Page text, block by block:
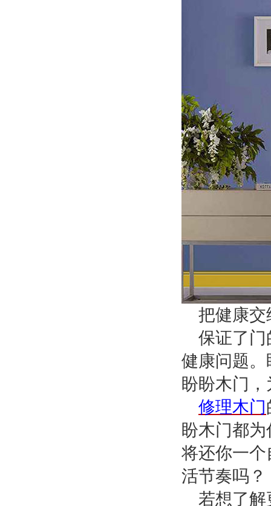
把健康交
保证了门
健康问题
盼盼木门
修理木门
盼木门都
将还你一
活节奏吗？
若想了解